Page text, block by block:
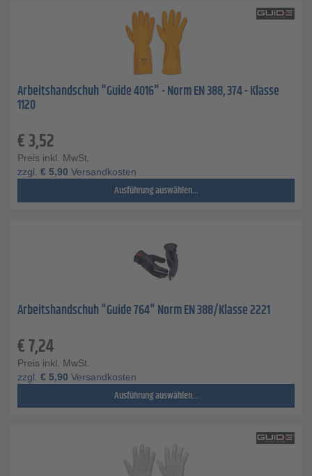
Arbeitshandschuh "Guide 4016" - Norm EN 388, 374 - Klasse
1120
€3,52
Preis inkl. MwSt.
zzgl. € 5,90 Versandkosten
Ausführung auswählen...
Arbeitshandschuh "Guide 764" Norm EN 388/Klasse 2221
€7,24
Preis inkl. MwSt.
zzgl. € 5,90 Versandkosten
Ausführung auswählen...